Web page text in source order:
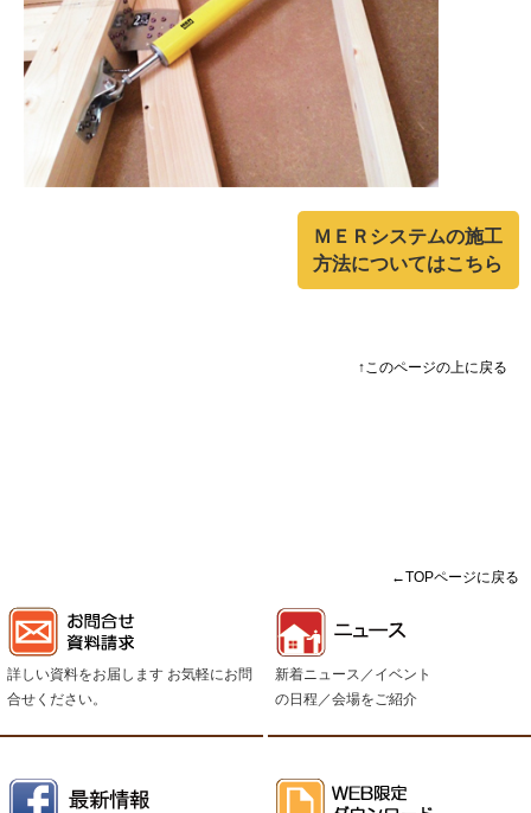
ＭＥＲシステムの施工
方法についてはこちら
↑このページの上に戻る
←TOPページに戻る
新着ニュース／イベント
の日程／会場をご紹介
詳しい資料をお届します お気軽にお問
合せください。